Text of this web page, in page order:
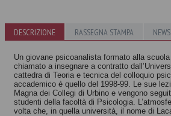
Jacques Lacan
Massimo Recalcati
DESCRIZIONE RASSEGNA STAMPA NEWS
Un giovane psicoanalista formato alla
chiamato a insegnare a contratto
cattedra di Teoria e tecnica del colloquio
accademico è quello del 1998-99. Le sue
Magna dei Collegi di Urbino e vengono
studenti della facoltà di Psicologia.
volta che, in quella università, il nome di